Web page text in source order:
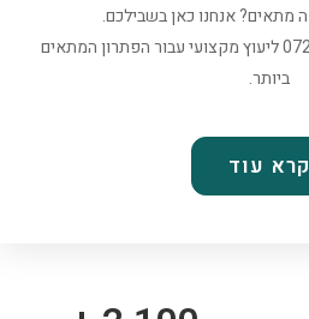
מתאים? אנחנו כאן בשבילכם.
פנו אלינו בטלפון 072-3318555 ליעוץ מקצועי עבור הפתרון המתאים
ביותר.
קרא עוד